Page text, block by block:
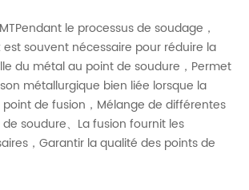
le processus de soudage，
est souvent nécessaire pour réduire la
du métal au point de soudure，Permet
métallurgique bien liée lorsque la
de fusion，Mélange de différentes
soudure、La fusion fournit les
，Garantir la qualité des points de